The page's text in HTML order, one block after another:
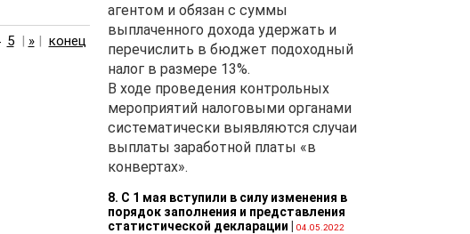
5| »| конец
агентом и обязан с суммы
выплаченного дохода удержать и
перечислить в бюджет подоходный
налог в размере 13%.
В ходе проведения контрольных
мероприятий налоговыми органами
систематически выявляются случаи
выплаты заработной платы «в
конвертах».
8. С 1 мая вступили в силу изменения в
порядок заполнения и представления
статистической декларации
04.05.2022